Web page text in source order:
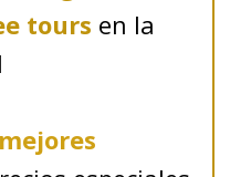
tours en la
mejores